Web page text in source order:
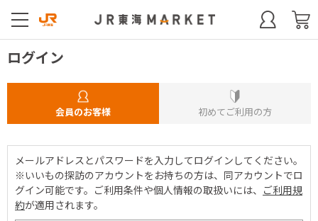
ログイン
会員のお客様 初めてご利用の方
メールアドレスとパスワードを入力してログインしてください。
※いいもの探訪のアカウントをお持ちの方は、同アカウントでロ
グイン可能です。 ご利用条件や個人情報の取扱いには、 ご利用規
約が適用されます。